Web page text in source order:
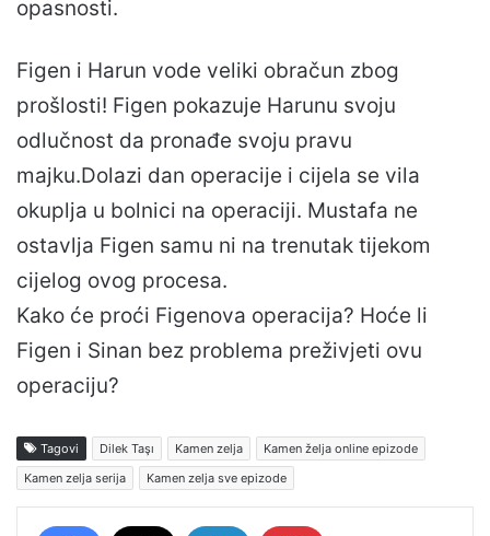
opasnosti.
Figen i Harun vode veliki obračun zbog
prošlosti! Figen pokazuje Harunu svoju
odlučnost da pronađe svoju pravu
majku.Dolazi dan operacije i cijela se vila
okuplja u bolnici na operaciji. Mustafa ne
ostavlja Figen samu ni na trenutak tijekom
cijelog ovog procesa.
Kako će proći Figenova operacija? Hoće li
Figen i Sinan bez problema preživjeti ovu
operaciju?
Tagovi Dilek Taşı Kamen zelja
Kamen želja online epizode
Kamen zelja serija
Kamen zelja sve epizode